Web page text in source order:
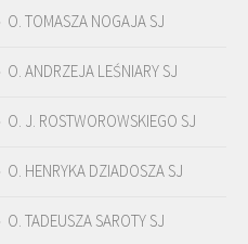
O. TOMASZA NOGAJA SJ
O. ANDRZEJA LEŚNIARY SJ
O. J. ROSTWOROWSKIEGO SJ
O. HENRYKA DZIADOSZA SJ
O. TADEUSZA SAROTY SJ